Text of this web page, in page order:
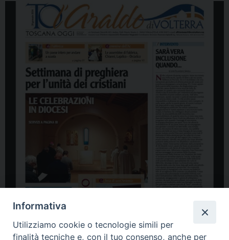
Informativa
Utilizziamo cookie o tecnologie simili per
finalità tecniche e, con il tuo consenso, anche per